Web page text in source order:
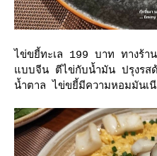
ไข่ขยี้ทะเล 199 บาท ทางร้า
บบจีน ตีไข่กับน้ำมัน ปรุงรส
น้ำตาล ไข่ขยี้มีความหอมมันเ